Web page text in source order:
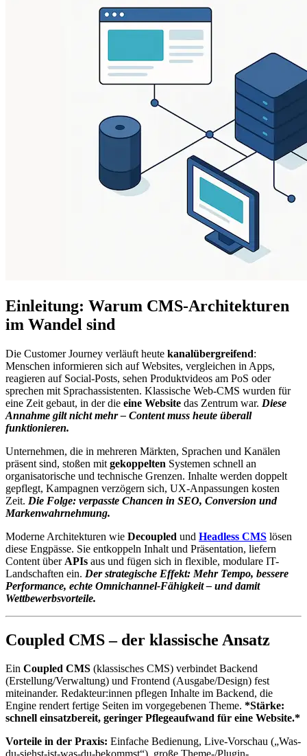
Einleitung: Warum CMS-Architekturen
im Wandel sind
Die Customer Journey verläuft heute kanalübergreifend:
Menschen informieren sich auf Websites, vergleichen in Apps,
reagieren auf Social-Posts, sehen Produktvideos am PoS oder
sprechen mit Sprachassistenten. Klassische Web-CMS wurden für
eine Zeit gebaut, in der die eine Website das Zentrum war. Diese
Annahme gilt nicht mehr – Content muss heute überall
funktionieren.
Unternehmen, die in mehreren Märkten, Sprachen und Kanälen
präsent sind, stoßen mit gekoppelten Systemen schnell an
organisatorische und technische Grenzen. Inhalte werden doppelt
gepflegt, Kampagnen verzögern sich, UX-Anpassungen kosten
Zeit. Die Folge: verpasste Chancen in SEO, Conversion und
Markenwahrnehmung.
Moderne Architekturen wie Decoupled und Headless CMS lösen
diese Engpässe. Sie entkoppeln Inhalt und Präsentation, liefern
Content über APIs aus und fügen sich in flexible, modulare IT-
Landschaften ein. Der strategische Effekt: Mehr Tempo, bessere
Performance, echte Omnichannel-Fähigkeit – und damit
Wettbewerbsvorteile.
Coupled CMS – der klassische Ansatz
Ein Coupled CMS (klassisches CMS) verbindet Backend
(Erstellung/Verwaltung) und Frontend (Ausgabe/Design) fest
miteinander. Redakteur:innen pflegen Inhalte im Backend, die
Engine rendert fertige Seiten im vorgegebenen Theme. *Stärke:
schnell einsatzbereit, geringer Pflegeaufwand für eine Website.*
Vorteile in der Praxis: Einfache Bedienung, Live-Vorschau („Was-